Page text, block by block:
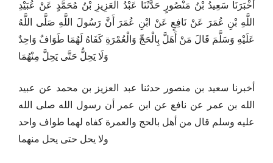
أَخْبَرَنَا سَعِيدُ بْنُ مَنْصُورٍ حَدَّثَنَا عَبْدُ الْعَزِيزِ بْنُ مُحَمَّدٍ عَنْ عُبَيْدِ
اللَّهِ بْنِ عُمَرَ عَنْ نَافِعٍ عَنْ ابْنِ عُمَرَ أَنَّ رَسُولَ اللَّهِ صَلَّى اللَّهُ
عَلَيْهِ وَسَلَّمَ قَالَ مَنْ أَهَلَّ بِالْحَجِّ وَالْعُمْرَةِ كَفَاهُ لَهُمَا طَوَافٌ وَاحِدٌ
وَلَا يَحِلُّ حَتَّى يَحِلَّ مِنْهُمَا
أخبرنا سعيد بن منصور حدثنا عبد العزيز بن محمد عن عبيد
الله بن عمر عن نافع عن ابن عمر أن رسول الله صلى الله
عليه وسلم قال من أهل بالحج والعمرة كفاه لهما طواف واحد
ولا يحل حتى يحل منهما